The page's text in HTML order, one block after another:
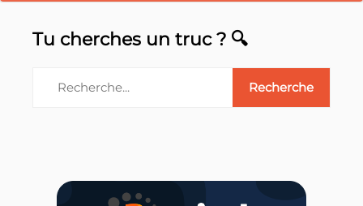
Tu cherches un truc ? 🔍